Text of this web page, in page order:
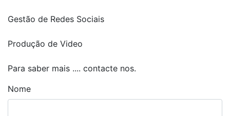
Gestão de Redes Sociais
Produção de Video
Para saber mais .... contacte nos.
Nome